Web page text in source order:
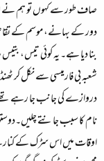
صاف طور سے کہوں تو ہم نے
دور کے بہانے، موسم کے
بنا دیا ہے۔ یہ کوئی تیس،
شعبہ بی فارمیسی سے نکل کر
دروازے کی جانب جا رہے
نام کا سبب جانتے
اوقات میں اس سڑک کے کنارے